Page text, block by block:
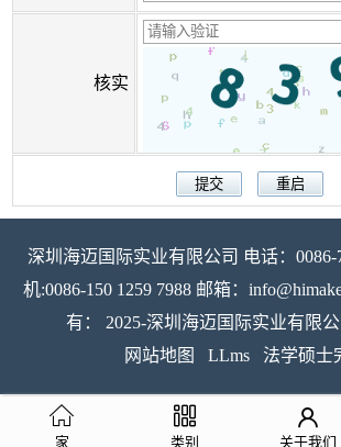
核实
深圳海迈国际实业有限公司 电话：0086-
机:0086-150 1259 7988 邮箱：
有： 2025-深圳海迈国际实业有限
网站地图
LLms 法学硕士
家 类别 关于我们